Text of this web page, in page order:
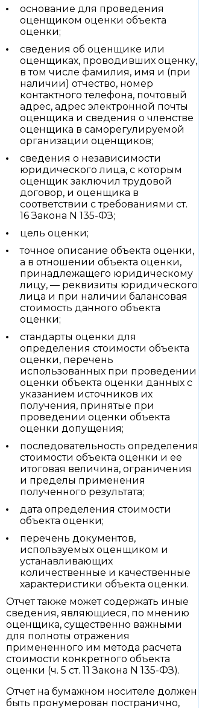
основание для проведения
оценщиком оценки объекта
оценки;
сведения об оценщике или
оценщиках, проводивших оценку,
в том числе фамилия, имя и (при
наличии) отчество, номер
контактного телефона, почтовый
адрес, адрес электронной почты
оценщика и сведения о членстве
оценщика в саморегулируемой
организации оценщиков;
сведения о независимости
юридического лица, с которым
оценщик заключил трудовой
договор, и оценщика в
соответствии с требованиями ст.
16 Закона N 135-ФЗ;
цель оценки;
точное описание объекта оценки,
а в отношении объекта оценки,
принадлежащего юридическому
лицу, — реквизиты юридического
лица и при наличии балансовая
стоимость данного объекта
оценки;
стандарты оценки для
определения стоимости объекта
оценки, перечень
использованных при проведении
оценки объекта оценки данных с
указанием источников их
получения, принятые при
проведении оценки объекта
оценки допущения;
последовательность определения
стоимости объекта оценки и ее
итоговая величина, ограничения
и пределы применения
полученного результата;
дата определения стоимости
объекта оценки;
перечень документов,
используемых оценщиком и
устанавливающих
количественные и качественные
характеристики объекта оценки.
Отчет также может содержать иные
сведения, являющиеся, по мнению
оценщика, существенно важными
для полноты отражения
примененного им метода расчета
стоимости конкретного объекта
оценки (ч. 5 ст. 11 Закона N 135-ФЗ).
Отчет на бумажном носителе должен
быть пронумерован постранично,